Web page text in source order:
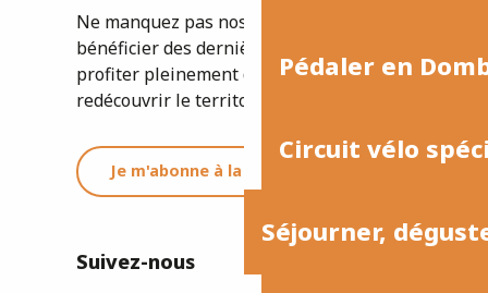
Pédaler en
Circuit vélo
Séjourner,
Ne manquez pas nos newsletters pour
bénéficier des dernières informations et
profiter pleinement de votre séjour ou
redécouvrir le territoire.
Je m'abonne à la newsletter
Suivez-nous